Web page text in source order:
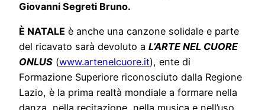
Giovanni Segreti Bruno.
È NATALE è anche una canzone solidale e parte
del ricavato sarà devoluto a L’ARTE NEL CUORE
ONLUS (www.artenelcuore.it), ente di
Formazione Superiore riconosciuto dalla Regione
Lazio, è la prima realtà mondiale a formare nella